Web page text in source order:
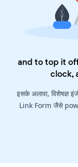
and to top it off,
clock,
इसके अलावा, विशेषज्ञ
Link Form जैसे powr